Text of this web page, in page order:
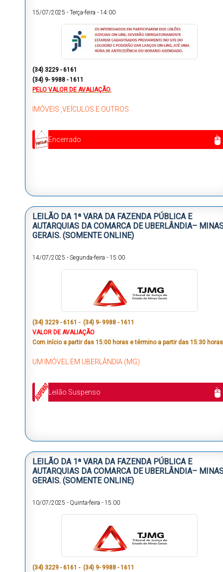
15/07/2025 - Terça-feira - 14:00
(34) 3229 - 6161
(34) 9- 9988 - 1611
PELO VALOR DE AVALIAÇÃO.
IMÓVEIS ,VEÍCULOS E OUTROS
Encerrado
LEILÃO DA 1ª VARA DA FAZENDA PÚBLICA E
AUTARQUIAS DA COMARCA DE UBERLÂNDIA–
GERAIS. (SOMENTE ONLINE)
14/07/2025 - Segunda-feira - 15:00
(34) 3229 - 6161 - (34) 9- 9988 - 1611
VALOR DE AVALIAÇÃO
Com início a partir das 15:00 horas e término a partir das 15:30
UM IMÓVEL EM UBERLÂNDIA (MG)
Leilão Suspenso
LEILÃO DA 1ª VARA DA FAZENDA PÚBLICA E
AUTARQUIAS DA COMARCA DE UBERLÂNDIA–
GERAIS. (SOMENTE ONLINE)
10/07/2025 - Quinta-feira - 15:00
(34) 3229 - 6161 - (34) 9- 9988 - 1611